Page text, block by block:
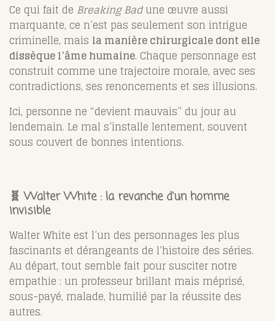
Ce qui fait de Breaking Badune œuvre aussi
marquante, ce n’est pas seulement son intrigue
criminelle, mais la manière chirurgicale dont elle
dissèque l’âme humaine. Chaque personnage est
construit comme une trajectoire morale, avec ses
contradictions, ses renoncements et ses illusions.
Ici, personne ne “devient mauvais” du jour au
lendemain. Le mal s’installe lentement, souvent
sous couvert de bonnes intentions.
🧬 Walter White : la revanche d’un homme
invisible
Walter White est l’un des personnages les plus
fascinants et dérangeants de l’histoire des séries.
Au départ, tout semble fait pour susciter notre
empathie : un professeur brillant mais méprisé,
sous-payé, malade, humilié par la réussite des
autres.